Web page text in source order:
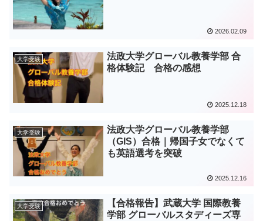
2026.02.09
大学受験
法政大学グローバル教養学部 合
格体験記 合格の感想
2025.12.18
大学受験
法政大学グローバル教養学部
（GIS）合格｜帰国子女でなくて
も英語選考を突破
2025.12.16
大学受験
【合格報告】武蔵大学 国際教養
学部 グローバルスタディーズ専